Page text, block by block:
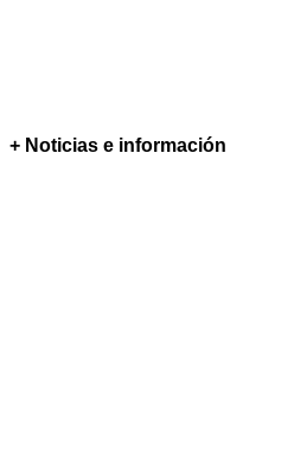
+ Noticias e información